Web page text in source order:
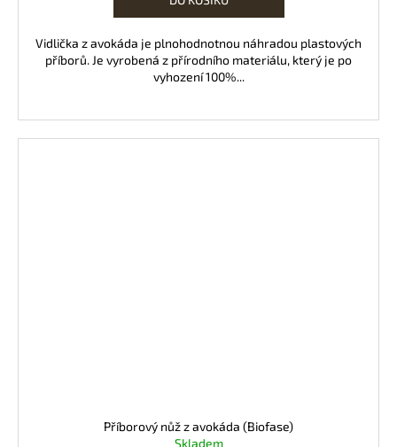
Vidlička z avokáda je plnohodnotnou náhradou plastových
příborů. Je vyrobená z přírodního materiálu, který je po
vyhození 100%...
Příborový nůž z avokáda (Biofase)
Skladem